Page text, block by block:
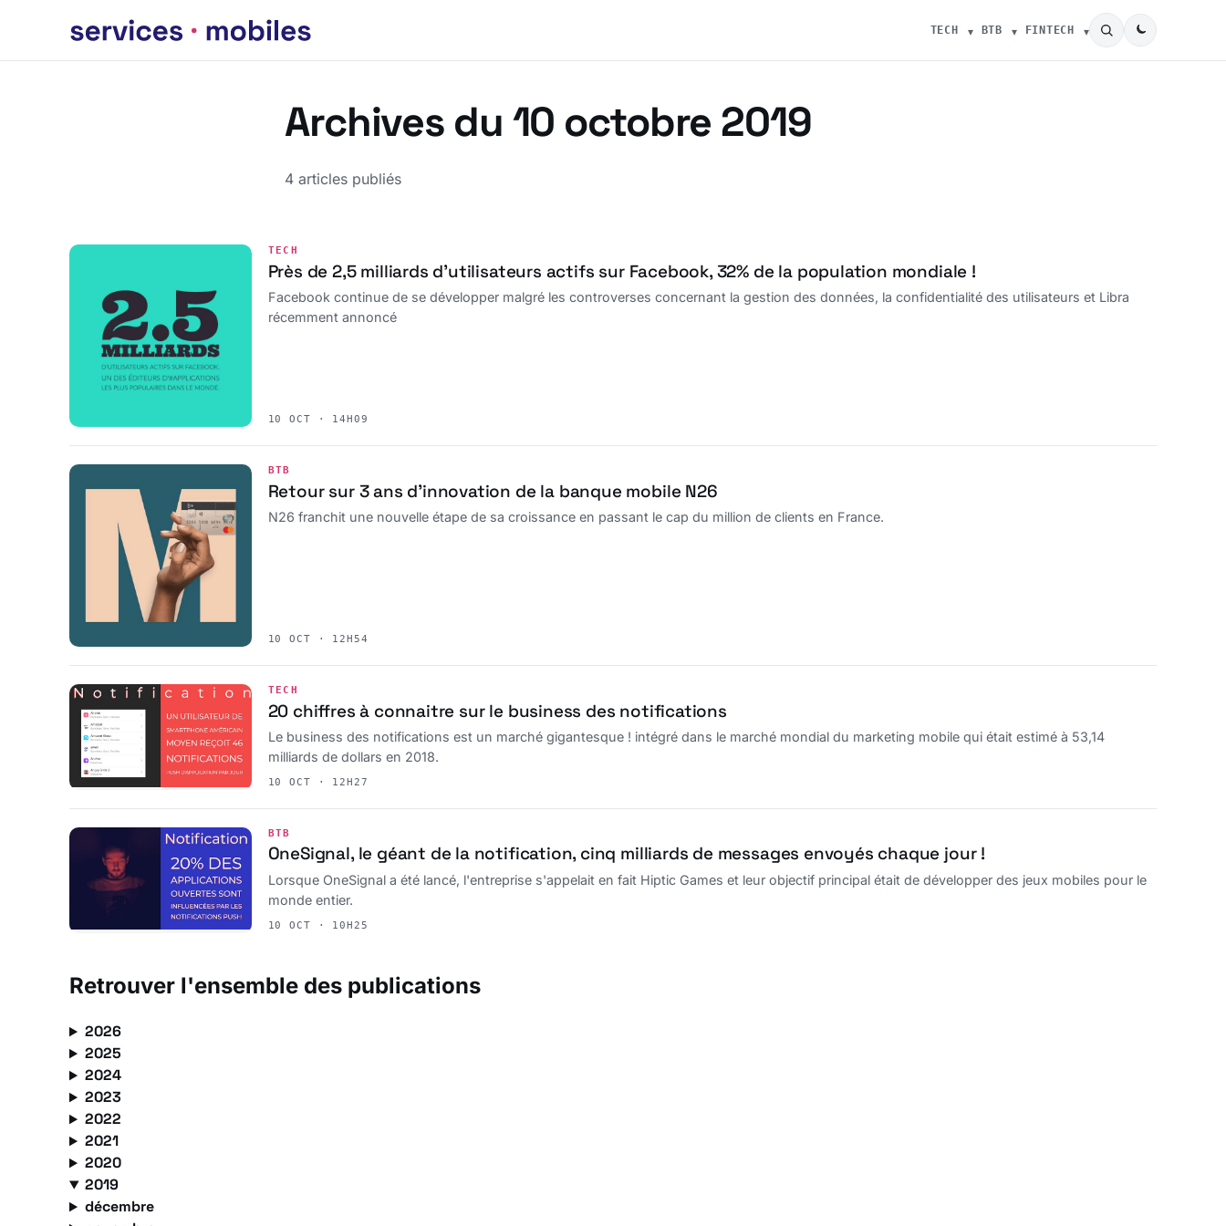
TECH BTB FINTECH
Archives du 10 octobre 2019
4 articles publiés
TECH
Près de 2,5 milliards d’utilisateurs actifs sur Facebook, 32% de la population mondiale !
Facebook continue de se développer malgré les controverses concernant la gestion des données, la confidentialité des utilisateurs et Libra
récemment annoncé
10 OCT · 14H09
BTB
Retour sur 3 ans d’innovation de la banque mobile N26
N26 franchit une nouvelle étape de sa croissance en passant le cap du million de clients en France.
10 OCT · 12H54
TECH
20 chiffres à connaitre sur le business des notifications
Le business des notifications est un marché gigantesque ! intégré dans le marché mondial du marketing mobile qui était estimé à 53,14
milliards de dollars en 2018.
10 OCT · 12H27
BTB
OneSignal, le géant de la notification, cinq milliards de messages envoyés chaque jour !
Lorsque OneSignal a été lancé, l'entreprise s'appelait en fait Hiptic Games et leur objectif principal était de développer des jeux mobiles pour le
monde entier.
10 OCT · 10H25
Retrouver l'ensemble des publications
2026
2025
2024
2023
2022
2021
2020
2019
décembre